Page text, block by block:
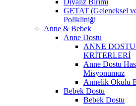
GETAT (Geleneksel
Polikliniği
Anne & Bebek
Anne Dostu
ANNE
KRİTERLERİ
Anne Dostu
Misyonumuz
Annelik Okulu
Bebek Dostu
Bebek Dostu